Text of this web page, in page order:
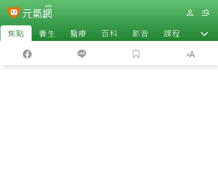
焦點 養生 醫療 百科 影音 課程 退休